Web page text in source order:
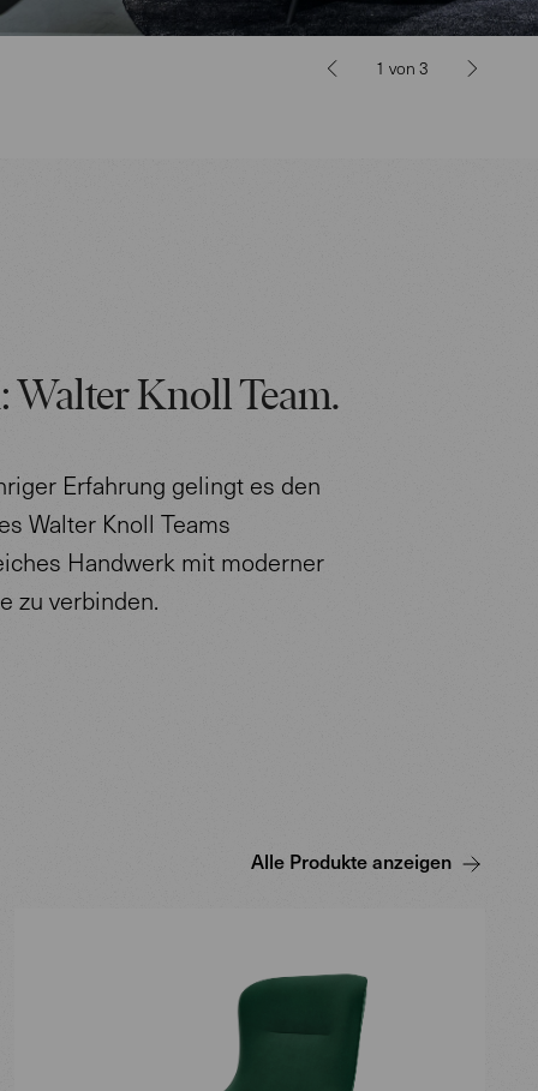
1 von 3
Walter Knoll Team.
Erfahrung gelingt es den
Walter Knoll Teams
Handwerk mit moderner
zu verbinden.
Alle Produkte anzeigen